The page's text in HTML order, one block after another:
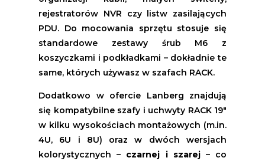
rejestratorów NVR czy listw zasilających
PDU. Do mocowania sprzętu stosuje się
standardowe zestawy śrub M6 z
koszyczkami i podkładkami – dokładnie te
same, których używasz w szafach RACK.
Dodatkowo w ofercie Lanberg znajdują
się kompatybilne szafy i uchwyty RACK 19"
w kilku wysokościach montażowych (m.in.
4U, 6U i 8U) oraz w dwóch wersjach
kolorystycznych – czarnej i szarej– co